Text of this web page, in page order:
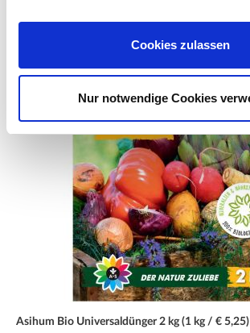
Cookies zulassen
Nur notwendige Cookies
Asihum Bio Universaldünger 2 kg (1 kg / € 5,25)